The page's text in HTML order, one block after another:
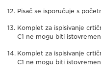
Pisač se isporučuje s
Komplet za ispisivanje
C1 ne mogu biti
Komplet za ispisivanje
C1 ne mogu biti